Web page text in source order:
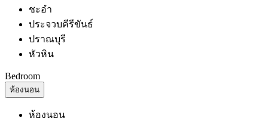
ชะอำ
ประจวบคีรีขันธ์
ปราณบุรี
หัวหิน
Bedroom
ห้องนอน
ห้องนอน